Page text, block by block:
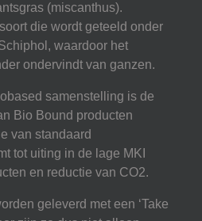
(miscanthus).
die wordt geteeld onder
waardoor het
ondervindt van ganzen.
samenstelling is de
Bio Bound producten
van standaard
tot uiting in de lage MKI
en reductie van CO2.
geleverd met een ‘Take